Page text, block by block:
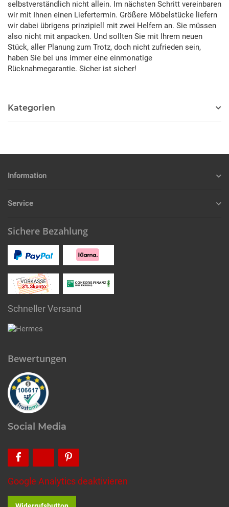
selbstverständlich nicht allein. Im nächsten Schritt vereinbaren
wir mit Ihnen einen Liefertermin. Größere Möbelstücke liefern
wir dabei übrigens prinzipiell mit zwei Helfern an. Sie müssen
also nicht mit anpacken. Und sollten Sie mit Ihrem neuen
Stück, aller Planung zum Trotz, doch nicht zufrieden sein,
haben Sie bei uns immer eine einmonatige
Rücknahmegarantie. Sicher ist sicher!
Kategorien
Information
Service
Sichere Bezahlung
Schneller Versand
Bewertungen
Social Media
Google Analytics deaktivieren